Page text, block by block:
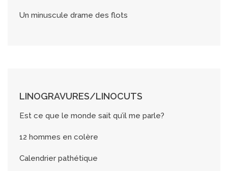
Un minuscule drame des flots
LINOGRAVURES/LINOCUTS
Est ce que le monde sait qu’il me parle?
12 hommes en colère
Calendrier pathétique